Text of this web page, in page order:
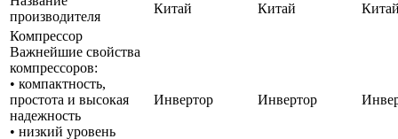
производителя
Китай Китай
Компрессор
Важнейшие свойства
компрессоров:
• компактность,
простота и высокая
надежность
• низкий уровень
Инвертор Инвертор